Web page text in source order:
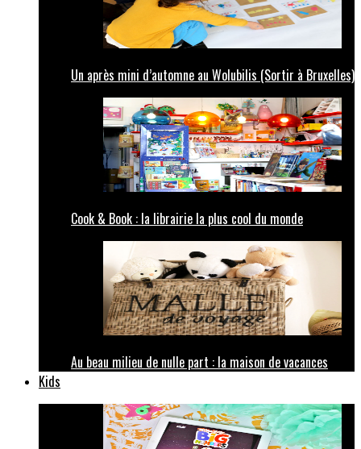
Un après mini d’automne au Wolubilis (Sortir à Bruxelles)
Cook & Book : la librairie la plus cool du monde
Au beau milieu de nulle part : la maison de vacances
Kids